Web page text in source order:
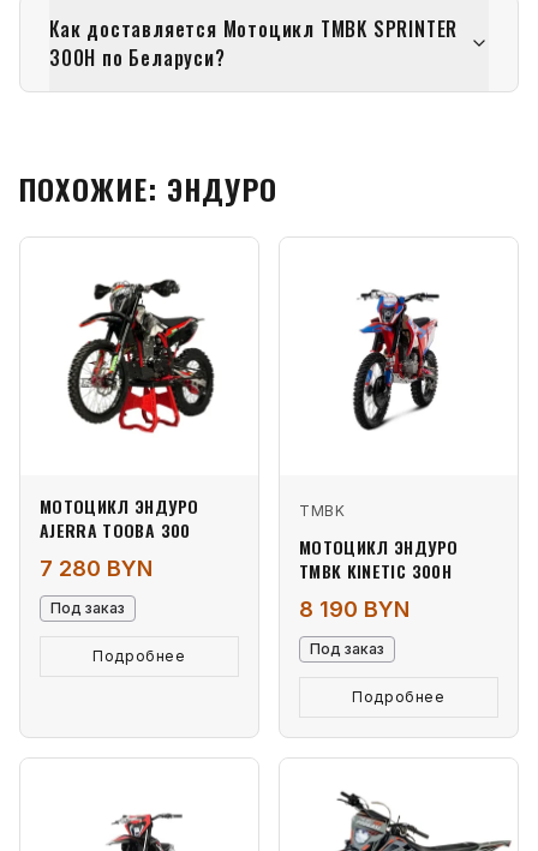
Как доставляется Мотоцикл TMBK SPRINTER
300H по Беларуси?
ПОХОЖИЕ: ЭНДУРО
МОТОЦИКЛ ЭНДУРО
AJERRA TOOBA 300
7 280 BYN
Под заказ
Подробнее
TMBK
МОТОЦИКЛ ЭНДУРО
TMBK KINETIC 300H
8 190 BYN
Под заказ
Подробнее